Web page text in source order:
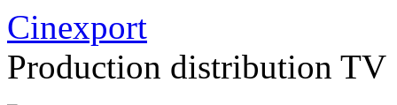
Cinexport
Production distribution TV